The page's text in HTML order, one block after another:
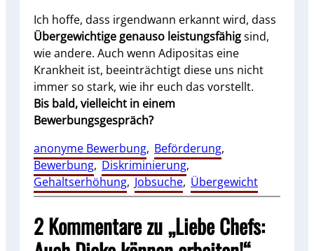
Ich hoffe, dass irgendwann erkannt wird, dass
Übergewichtige genauso leistungsfähigsind,
wie andere. Auch wenn Adipositas eine
Krankheit ist, beeinträchtigt diese uns nicht
immer so stark, wie ihr euch das vorstellt.
Bis bald, vielleicht in einem
Bewerbungsgespräch?
anonyme Bewerbung, Beförderung,
Bewerbung, Diskriminierung,
Gehaltserhöhung, Jobsuche, Übergewicht
2 Kommentare zu „Liebe Chefs: